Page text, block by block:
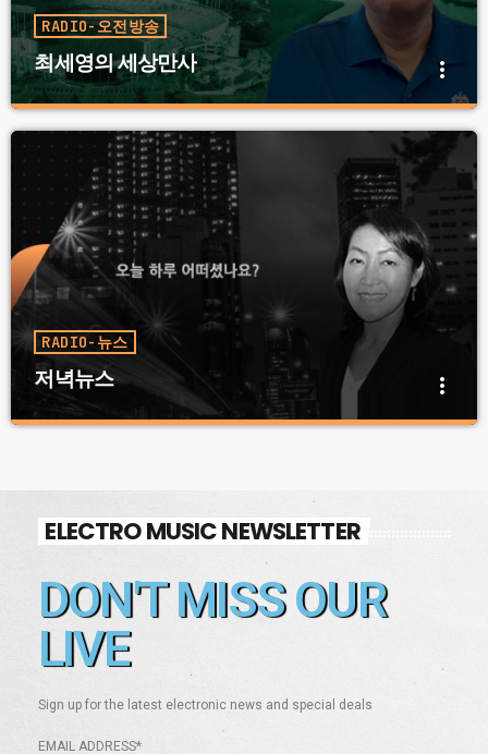
RADIO-오전방송
최세영의 세상만사 more_vert
최세영의 세상만사
월 화 수 목 금 11:00 AM ~ 12:00 PM
시장경제의 흐름과 전망. 전문가와 함께 한국의 경제, 미국
의 경제를 읽어 드립니다.
close
RADIO-뉴스
저녁뉴스 more_vert
오늘 놓치면 안될 이슈들, 가장 중요한 이슈만 쏙쏙 건져올
립니다. 뉴스뒤에 감춰진 진실과 그 해석들. 정치, 경제,
문화, 연예, 스포츠의 핫뉴스들 저녁 뉴스에서 마무리하세
ELECTRO MUSIC NEWSLETTER
DON'T MISS OUR
LIVE
Sign up for the latest electronic news and special deals
EMAIL ADDRESS*